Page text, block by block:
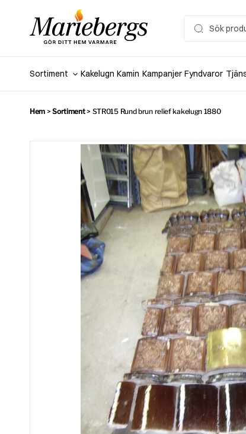
for:
Sortiment Kakelugn Kamin Kampanjer Fyndvaror
Hem >Sortiment> STR015 Rund brun relief kakelugn 1880